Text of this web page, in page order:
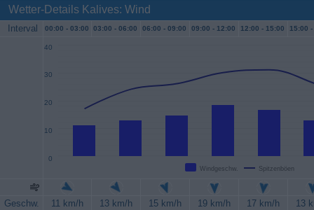
Wetter-Details Kalives: Wind
Interval 00:00 - 03:00 03:00 - 06:00 06:00 - 09:00 09:00 - 12:00 12:00 - 15:00 15:00 -
Windgeschw. Spitzenböen
0
10
20
30
40
Geschw. 11 km/h 13 km/h 15 km/h 19 km/h 17 km/h
13